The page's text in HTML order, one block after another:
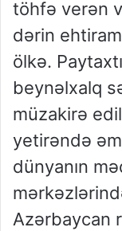
töhfə verən
dərin
ölkə.
beynəlxalq
müzakirə
yetirəndə
dünyanın
Azərbaycan